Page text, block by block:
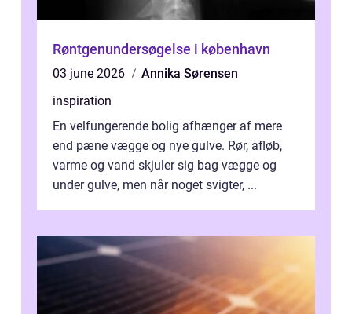
Røntgenundersøgelse i københavn
03 june 2026
Annika Sørensen
inspiration
En velfungerende bolig afhænger af mere
end pæne vægge og nye gulve. Rør, afløb,
varme og vand skjuler sig bag vægge og
under gulve, men når noget svigter, ...